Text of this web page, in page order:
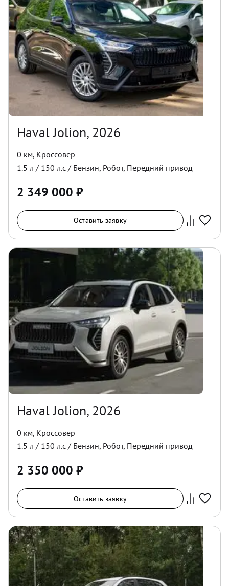
Haval Jolion, 2026
0 км, Кроссовер
1.5 л / 150 л.с / Бензин, Робот, Передний привод
2 349 000 ₽
Оставить заявку
Haval Jolion, 2026
0 км, Кроссовер
1.5 л / 150 л.с / Бензин, Робот, Передний привод
2 350 000 ₽
Оставить заявку